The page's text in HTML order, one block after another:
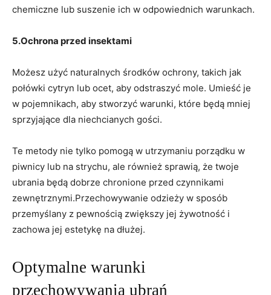
chemiczne lub suszenie ich w odpowiednich warunkach.
5.Ochrona przed insektami
Możesz użyć naturalnych środków ochrony, takich jak
połówki cytryn lub ocet, aby odstraszyć mole. Umieść je
w pojemnikach, aby stworzyć warunki, które będą mniej
sprzyjające dla niechcianych gości.
Te metody nie tylko pomogą w utrzymaniu porządku w
piwnicy lub na strychu, ale również sprawią, że twoje
ubrania będą dobrze chronione przed czynnikami
zewnętrznymi.Przechowywanie odzieży w sposób
przemyślany z pewnością zwiększy jej żywotność i
zachowa jej estetykę na dłużej.
Optymalne warunki
przechowywania ubrań